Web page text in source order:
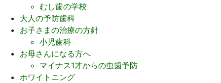
むし歯の学校
大人の予防歯科
お子さまの治療の方針
小児歯科
お母さんになる方へ
マイナス1才からの虫歯予防
ホワイトニング